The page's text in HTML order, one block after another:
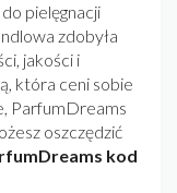
pielęgnacji
zdobyła
jakości i
która ceni sobie
ParfumDreams
oszczędzić
kod